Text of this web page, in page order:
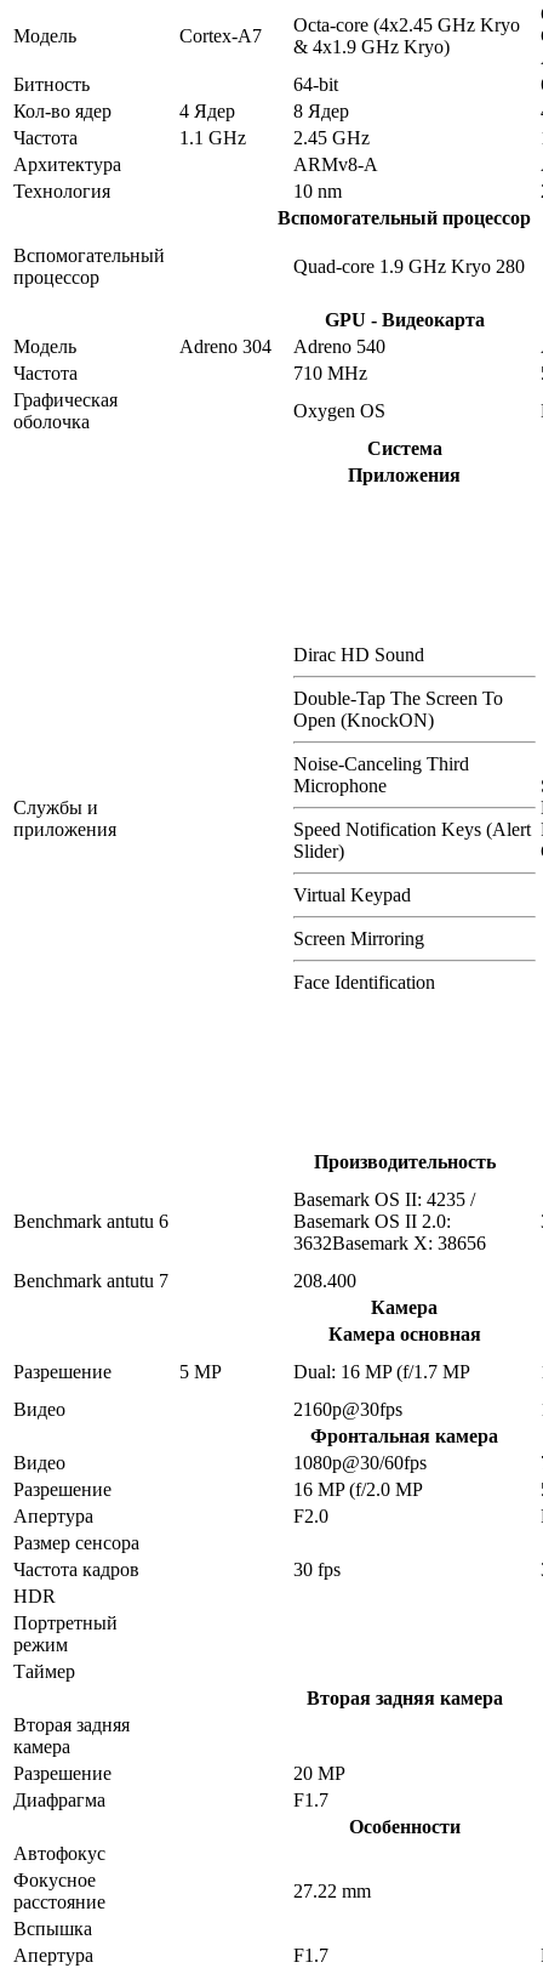
Модель Cortex-A7
Octa-core (4x2.45 GHz Kryo
& 4x1.9 GHz Kryo)
Битность
64-bit
Кол-во ядер
4 Ядер 8 Ядер
Частота
1.1 GHz 2.45 GHz
Архитектура
ARMv8-A
Технология
10 nm
Вспомогательный процессор
Вспомогательный
процессор
Quad-core 1.9 GHz Kryo 280
GPU - Видеокарта
Модель
Adreno 304 Adreno 540
Частота
710 MHz
Графическая
оболочка
Oxygen OS
Система
Приложения
Службы и
приложения
Dirac HD Sound
Double-Tap The Screen To
Open (KnockON)
Noise-Canceling Third
Microphone
Speed Notification Keys (Alert
Slider)
Virtual Keypad
Screen Mirroring
Face Identification
Производительность
Benchmark antutu 6
Basemark OS II: 4235 /
Basemark OS II 2.0:
3632Basemark X: 38656
Benchmark antutu 7
208.400
Камера
Камера основная
Разрешение
5 MP Dual: 16 MP (f/1.7 MP
Видео
2160p@30fps
Фронтальная камера
Видео
1080p@30/60fps
Разрешение
16 MP (f/2.0 MP
Апертура
F2.0
Размер сенсора
Частота кадров
30 fps
HDR
Портретный
режим
Таймер
Вторая задняя камера
Вторая задняя
камера
Разрешение
20 MP
Диафрагма
F1.7
Особенности
Автофокус
Фокусное
расстояние
27.22 mm
Вспышка
Апертура
F1.7